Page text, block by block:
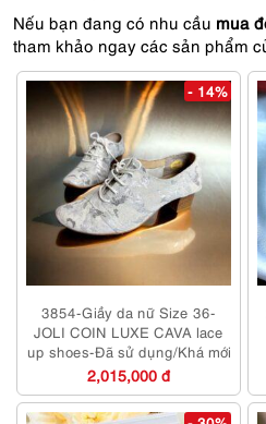
Nếu bạn đang có nhu cầu mua
tham khảo ngay các sản phẩm
- 14%
3854-Giầy da nữ Size 36-
JOLI COIN LUXE CAVA lace
up shoes-Đã sử dụng/Khá mới
2,015,000 đ